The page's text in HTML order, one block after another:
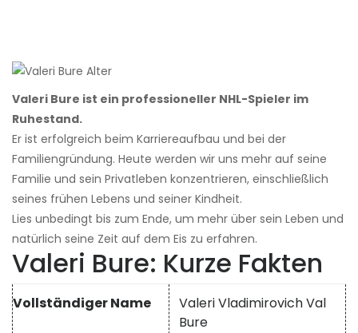
Valeri Bure ist ein professioneller NHL-Spieler im
Ruhestand.
Er ist erfolgreich beim Karriereaufbau und bei der
Familiengründung. Heute werden wir uns mehr auf seine
Familie und sein Privatleben konzentrieren, einschließlich
seines frühen Lebens und seiner Kindheit.
Lies unbedingt bis zum Ende, um mehr über sein Leben und
natürlich seine Zeit auf dem Eis zu erfahren.
Valeri Bure: Kurze Fakten
Vollständiger Name
Valeri Vladimirovich Val
Bure